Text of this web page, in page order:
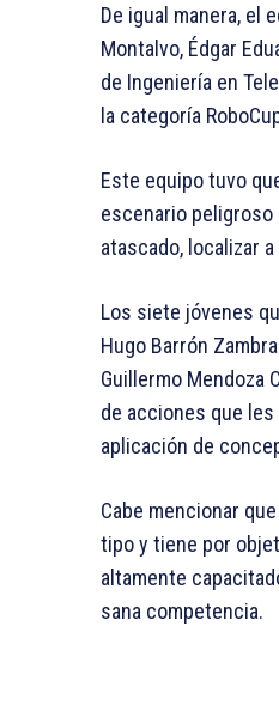
De igual manera, el
Montalvo, Édgar
de Ingeniería en
la categoría
Este equipo tuvo
escenario peligroso
atascado, localizar
Los siete jóvenes
Hugo Barrón
Guillermo Mendoza
de acciones que
aplicación de
Cabe mencionar
tipo y tiene por
altamente
sana competencia.